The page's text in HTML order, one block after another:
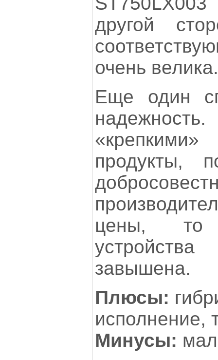
другой
очень велика.
Еще один
продукты,
цены, то
завышена.
Плюсы:
исполнение,
Минусы: